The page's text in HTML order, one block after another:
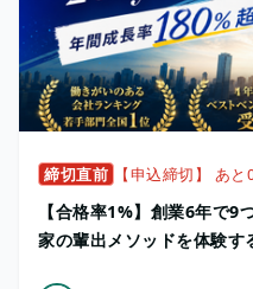
締切直前 【申込締切】 あと
【合格率1%】創業6年で9
家の輩出メソッドを体験